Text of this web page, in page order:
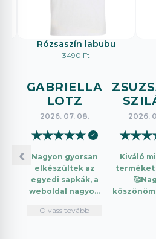
Rózsaszín labubu
3490 Ft
‹
GABRIELLA
LOTZ
2026. 07. 08.
★★★★★ ✓
Nagyon gyorsan
elkészültek az
egyedi sapkák, a
weboldal nagyon
használni.
Olvass tovább
2026.
★★★
Kiváló
terméket